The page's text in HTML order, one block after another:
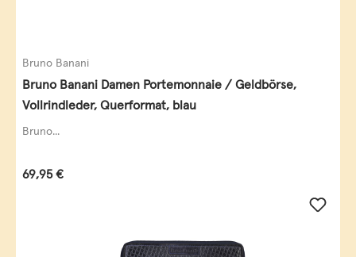
Bruno Banani
Bruno Banani Damen Portemonnaie / Geldbörse,
Vollrindleder, Querformat, blau
Bruno...
Regulärer Preis:
69,95 €